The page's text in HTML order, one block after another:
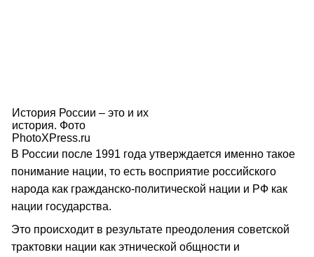
История России – это и их
история. Фото
PhotoXPress.ru
В России после 1991 года утверждается именно такое
понимание нации, то есть восприятие российского
народа как гражданско-политической нации и РФ как
нации государства.
Это происходит в результате преодоления советской
трактовки нации как этнической общности и